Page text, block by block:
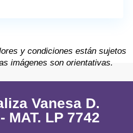
y condiciones están sujetos
imágenes son orientativas.
Vanesa D.
MAT. LP 7742